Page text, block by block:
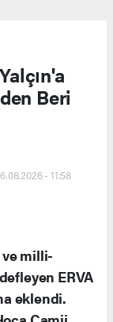
Beri
- 11:58
milli-
ERVA
eklendi.